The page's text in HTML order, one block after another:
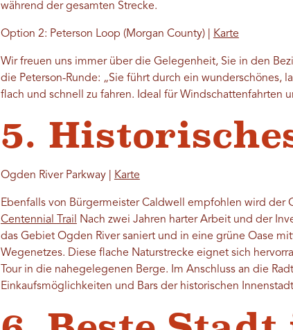
während der gesamten Strecke.
Option 2: Peterson Loop (Morgan County) | Karte
Wir freuen uns immer über die Gelegenheit, Sie in den
die Peterson-Runde: „Sie führt durch ein wunderschönes,
flach und schnell zu fahren. Ideal für Windschattenfahrten
5.
Ogden River Parkway | Karte
Ebenfalls von Bürgermeister Caldwell empfohlen wird der
Centennial Trail
Nach zwei Jahren harter Arbeit und der
das Gebiet Ogden River saniert und in eine grüne Oase
Wegenetzes. Diese flache Naturstrecke eignet sich
Tour in die nahegelegenen Berge. Im Anschluss an die
Einkaufsmöglichkeiten und Bars der historischen